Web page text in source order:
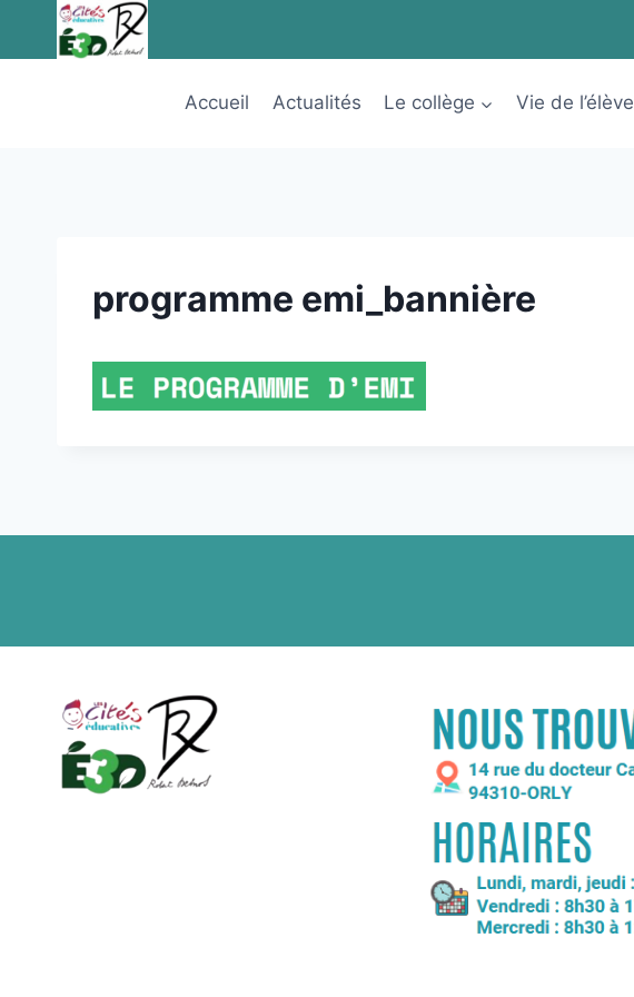
Accueil
Actualités Le collège Vie de l’élève
programme emi_bannière